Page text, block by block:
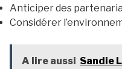
Anticiper des
Considérer
A lire aussi Sandie